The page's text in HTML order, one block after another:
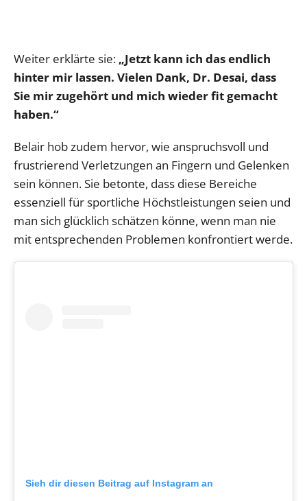
Weiter erklärte sie: „Jetzt kann ich das endlich
hinter mir lassen. Vielen Dank, Dr. Desai, dass
Sie mir zugehört und mich wieder fit gemacht
haben.“
Belair hob zudem hervor, wie anspruchsvoll und
frustrierend Verletzungen an Fingern und Gelenken
sein können. Sie betonte, dass diese Bereiche
essenziell für sportliche Höchstleistungen seien und
man sich glücklich schätzen könne, wenn man nie
mit entsprechenden Problemen konfrontiert werde.
Sieh dir diesen Beitrag auf Instagram an